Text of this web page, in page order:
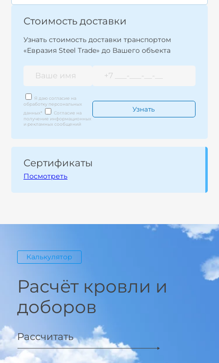
Стоимость доставки
Узнать стоимость доставки транспортом
«Евразия Steel Trade» до Вашего объекта
Я даю согласие на
обработку персональных
данных*
Согласие на
получение информационных
и рекламных сообщений
Сертификаты
Посмотреть
Калькулятор
Расчёт кровли и
доборов
Рассчитать